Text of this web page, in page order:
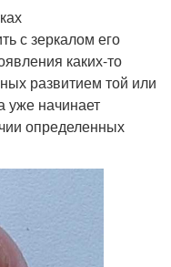
с зеркалом его
каких-то
развитием той или
уже начинает
определенных